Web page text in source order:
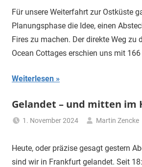
Für unsere Weiterfahrt zur Ostküste
Planungsphase die Idee, einen
Fires zu machen. Der direkte Weg zu
Ocean Cottages erschien uns mit
Weiterlesen
Gelandet – und mitten im
1. November 2024 Martin Zencke
Heute, oder präzise gesagt gestern
sind wir in Frankfurt gelandet. Seit